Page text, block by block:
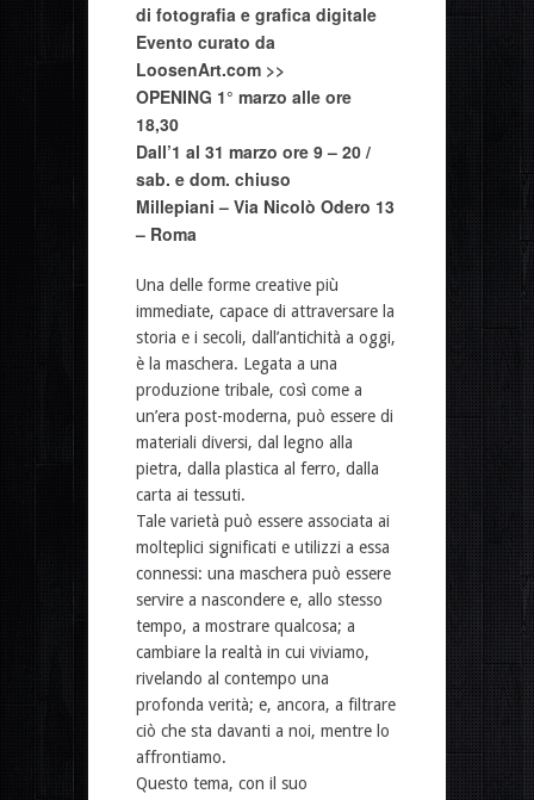
di fotografia e grafica digitale
Evento curato da
LoosenArt.com >>
OPENING 1° marzo alle ore
18,30
Dall’1 al 31 marzo ore 9 – 20 /
sab. e dom. chiuso
Millepiani – Via Nicolò Odero 13
– Roma
Una delle forme creative più
immediate, capace di attraversare la
storia e i secoli, dall’antichità a oggi,
è la maschera. Legata a una
produzione tribale, così come a
un’era post-moderna, può essere di
materiali diversi, dal legno alla
pietra, dalla plastica al ferro, dalla
carta ai tessuti.
Tale varietà può essere associata ai
molteplici significati e utilizzi a essa
connessi: una maschera può essere
servire a nascondere e, allo stesso
tempo, a mostrare qualcosa; a
cambiare la realtà in cui viviamo,
rivelando al contempo una
profonda verità; e, ancora, a filtrare
ciò che sta davanti a noi, mentre lo
affrontiamo.
Questo tema, con il suo